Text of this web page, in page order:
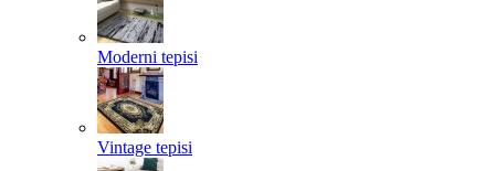
Moderni tepisi
Vintage tepisi